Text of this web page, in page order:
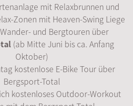
mit Relaxbrunnen und
Zonen mit Heaven-Swing Liege
und Bergtouren über
(ab Mitte Juni bis ca. Anfang
Oktober)
kostenlose E-Bike Tour über
Bergsport-Total
kostenloses Outdoor-Workout